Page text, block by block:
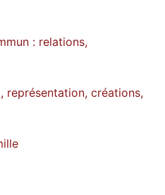
: relations,
représentation, créations,